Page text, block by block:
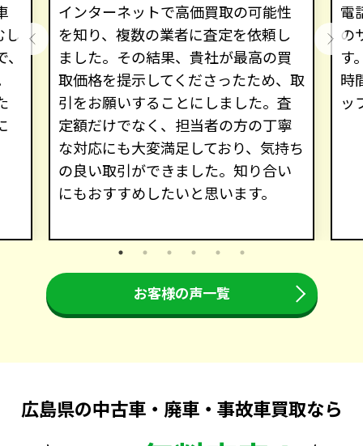
し
インターネットで高価買取の可能性
を知り、複数の業者に査定を依頼し
ました。その結果、貴社が最高の買
取価格を提示してくださったため、取
引をお願いすることにしました。査
定額だけでなく、担当者の方の丁寧
な対応にも大変満足しており、気持ち
の良い取引ができました。知り合い
にもおすすめしたいと思います。
電
の
す
時
ッ
お客様の声一覧
広島県の中古車・廃車・事故車買取なら